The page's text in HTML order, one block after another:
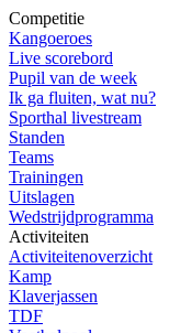
Competitie
Kangoeroes
Live scorebord
Pupil van de week
Ik ga fluiten, wat nu?
Sporthal livestream
Standen
Teams
Trainingen
Uitslagen
Wedstrijdprogramma
Activiteiten
Activiteitenoverzicht
Kamp
Klaverjassen
TDF